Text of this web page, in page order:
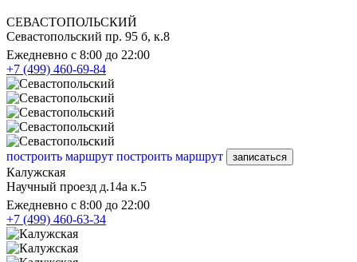
СЕВАСТОПОЛЬСКИЙ
Севастопольский пр. 95 б, к.8
Ежедневно с 8:00 до 22:00
+7 (499) 460-69-84
построить маршрут построить маршрут записаться
Калужская
Научный проезд д.14а к.5
Ежедневно с 8:00 до 22:00
+7 (499) 460-63-34